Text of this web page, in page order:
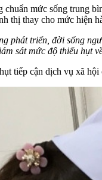
mức sống trung
thị thay cho mức hiện
phát triển, đời sống
sát mức độ thiếu hụt
tiếp cận dịch vụ xã